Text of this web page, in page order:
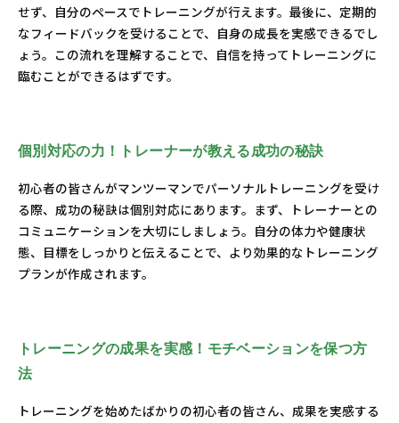
せず、自分のペースでトレーニングが行えます。最後に、定期的
なフィードバックを受けることで、自身の成長を実感できるでし
ょう。この流れを理解することで、自信を持ってトレーニングに
臨むことができるはずです。
個別対応の力！トレーナーが教える成功の秘訣
初心者の皆さんがマンツーマンでパーソナルトレーニングを受け
る際、成功の秘訣は個別対応にあります。まず、トレーナーとの
コミュニケーションを大切にしましょう。自分の体力や健康状
態、目標をしっかりと伝えることで、より効果的なトレーニング
プランが作成されます。
トレーニングの成果を実感！モチベーションを保つ方
法
トレーニングを始めたばかりの初心者の皆さん、成果を実感する